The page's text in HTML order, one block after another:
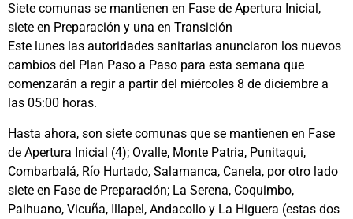
Siete comunas se mantienen en Fase de Apertura Inicial,
siete en Preparación y una en Transición
Este lunes las autoridades sanitarias anunciaron los nuevos
cambios del Plan Paso a Paso para esta semana que
comenzarán a regir a partir del miércoles 8 de diciembre a
las 05:00 horas.
Hasta ahora, son siete comunas que se mantienen en Fase
de Apertura Inicial (4); Ovalle, Monte Patria, Punitaqui,
Combarbalá, Río Hurtado, Salamanca, Canela, por otro lado
siete en Fase de Preparación; La Serena, Coquimbo,
Paihuano, Vicuña, Illapel, Andacollo y La Higuera (estas dos